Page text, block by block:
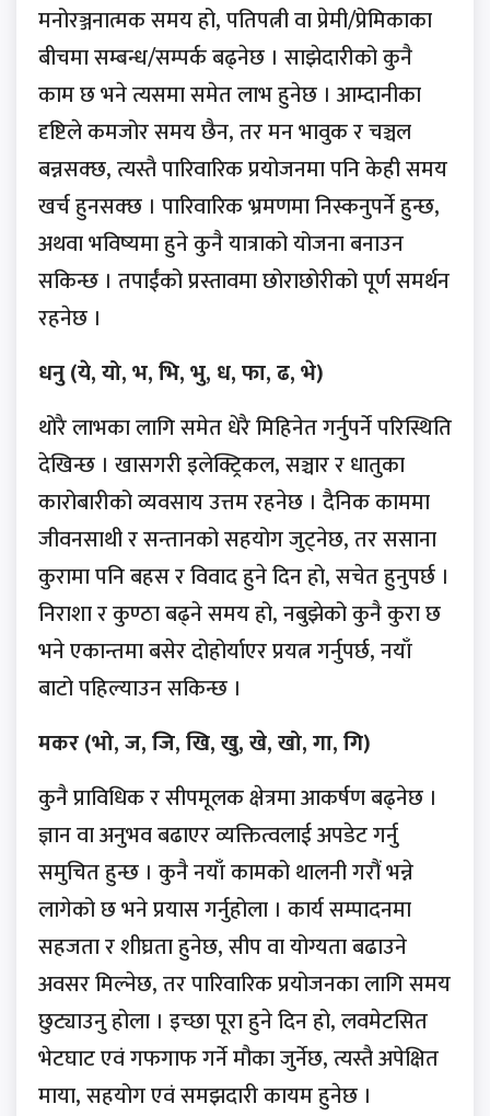
मनोरञ्जनात्मक समय हो, पतिपत्नी वा प्रेमी/प्रेमिकाका
बीचमा सम्बन्ध/सम्पर्क बढ्नेछ । साझेदारीको कुनै
काम छ भने त्यसमा समेत लाभ हुनेछ । आम्दानीका
दृष्टिले कमजोर समय छैन, तर मन भावुक र चञ्चल
बन्नसक्छ, त्यस्तै पारिवारिक प्रयोजनमा पनि केही समय
खर्च हुनसक्छ । पारिवारिक भ्रमणमा निस्कनुपर्ने हुन्छ,
अथवा भविष्यमा हुने कुनै यात्राको योजना बनाउन
सकिन्छ । तपाईंको प्रस्तावमा छोराछोरीको पूर्ण समर्थन
रहनेछ ।
धनु (ये, यो, भ, भि, भु, ध, फा, ढ, भे)
थोरै लाभका लागि समेत धेरै मिहिनेत गर्नुपर्ने परिस्थिति
देखिन्छ । खासगरी इलेक्ट्रिकल, सञ्चार र धातुका
कारोबारीको व्यवसाय उत्तम रहनेछ । दैनिक काममा
जीवनसाथी र सन्तानको सहयोग जुट्नेछ, तर ससाना
कुरामा पनि बहस र विवाद हुने दिन हो, सचेत हुनुपर्छ ।
निराशा र कुण्ठा बढ्ने समय हो, नबुझेको कुनै कुरा छ
भने एकान्तमा बसेर दोहोर्याएर प्रयत्न गर्नुपर्छ, नयाँ
बाटो पहिल्याउन सकिन्छ ।
मकर (भो, ज, जि, खि, खु, खे, खो, गा, गि)
कुनै प्राविधिक र सीपमूलक क्षेत्रमा आकर्षण बढ्नेछ ।
ज्ञान वा अनुभव बढाएर व्यक्तित्वलाई अपडेट गर्नु
समुचित हुन्छ । कुनै नयाँ कामको थालनी गरौं भन्ने
लागेको छ भने प्रयास गर्नुहोला । कार्य सम्पादनमा
सहजता र शीघ्रता हुनेछ, सीप वा योग्यता बढाउने
अवसर मिल्नेछ, तर पारिवारिक प्रयोजनका लागि समय
छुट्याउनु होला । इच्छा पूरा हुने दिन हो, लवमेटसित
भेटघाट एवं गफगाफ गर्ने मौका जुर्नेछ, त्यस्तै अपेक्षित
माया, सहयोग एवं समझदारी कायम हुनेछ ।